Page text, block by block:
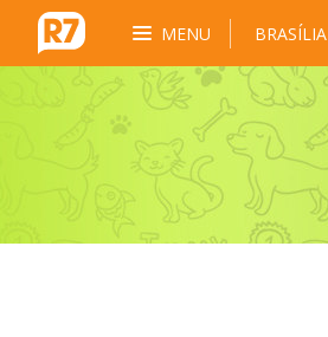
MENU BRASÍLIA